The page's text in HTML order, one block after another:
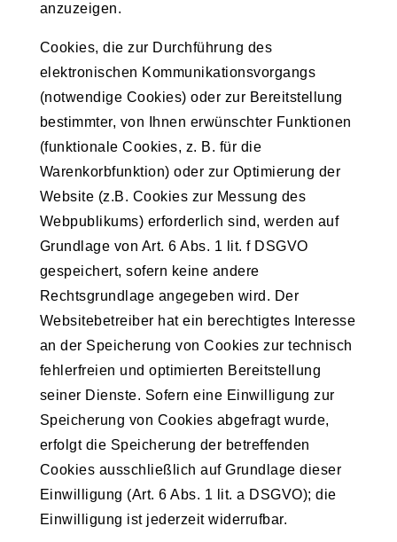
anzuzeigen.
Cookies, die zur Durchführung des
elektronischen Kommunikationsvorgangs
(notwendige Cookies) oder zur Bereitstellung
bestimmter, von Ihnen erwünschter Funktionen
(funktionale Cookies, z. B. für die
Warenkorbfunktion) oder zur Optimierung der
Website (z.B. Cookies zur Messung des
Webpublikums) erforderlich sind, werden auf
Grundlage von Art. 6 Abs. 1 lit. f DSGVO
gespeichert, sofern keine andere
Rechtsgrundlage angegeben wird. Der
Websitebetreiber hat ein berechtigtes Interesse
an der Speicherung von Cookies zur technisch
fehlerfreien und optimierten Bereitstellung
seiner Dienste. Sofern eine Einwilligung zur
Speicherung von Cookies abgefragt wurde,
erfolgt die Speicherung der betreffenden
Cookies ausschließlich auf Grundlage dieser
Einwilligung (Art. 6 Abs. 1 lit. a DSGVO); die
Einwilligung ist jederzeit widerrufbar.